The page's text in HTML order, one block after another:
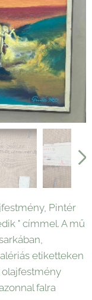
Pintér
" címmel. A mű
etiketteken
olajfestmény
falra